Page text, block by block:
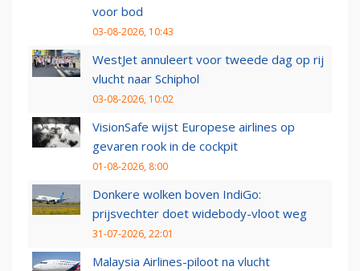
voor bod
03-08-2026, 10:43
WestJet annuleert voor tweede dag op rij
vlucht naar Schiphol
03-08-2026, 10:02
VisionSafe wijst Europese airlines op
gevaren rook in de cockpit
01-08-2026, 8:00
Donkere wolken boven IndiGo:
prijsvechter doet widebody-vloot weg
31-07-2026, 22:01
Malaysia Airlines-piloot na vlucht